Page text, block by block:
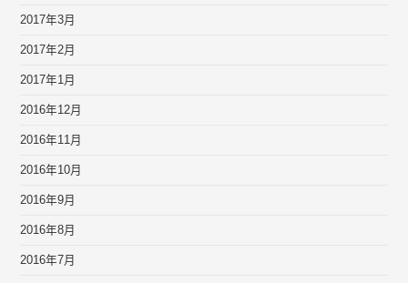
2017年3月
2017年2月
2017年1月
2016年12月
2016年11月
2016年10月
2016年9月
2016年8月
2016年7月